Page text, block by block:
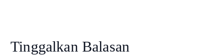
Tinggalkan Balasan